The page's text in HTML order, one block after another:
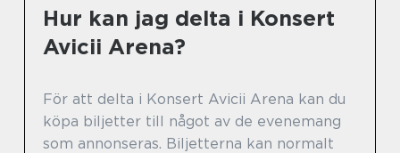
Hur kan jag delta i Konsert
Avicii Arena?
För att delta i Konsert Avicii Arena kan du
köpa biljetter till något av de evenemang
som annonseras. Biljetterna kan normalt